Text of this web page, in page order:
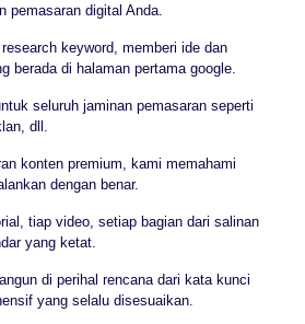
pemasaran digital Anda.
research keyword, memberi ide dan
berada di halaman pertama google.
seluruh jaminan pemasaran seperti
dll.
konten premium, kami memahami
dengan benar.
tiap video, setiap bagian dari salinan
yang ketat.
di perihal rencana dari kata kunci
yang selalu disesuaikan.